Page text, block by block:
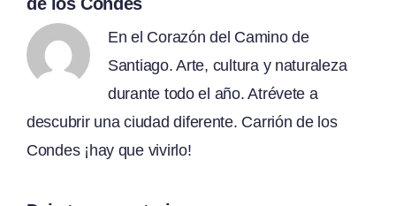
En el Corazón del Camino de
Santiago. Arte, cultura y naturaleza
durante todo el año. Atrévete a
descubrir una ciudad diferente. Carrión de los
Condes ¡hay que vivirlo!